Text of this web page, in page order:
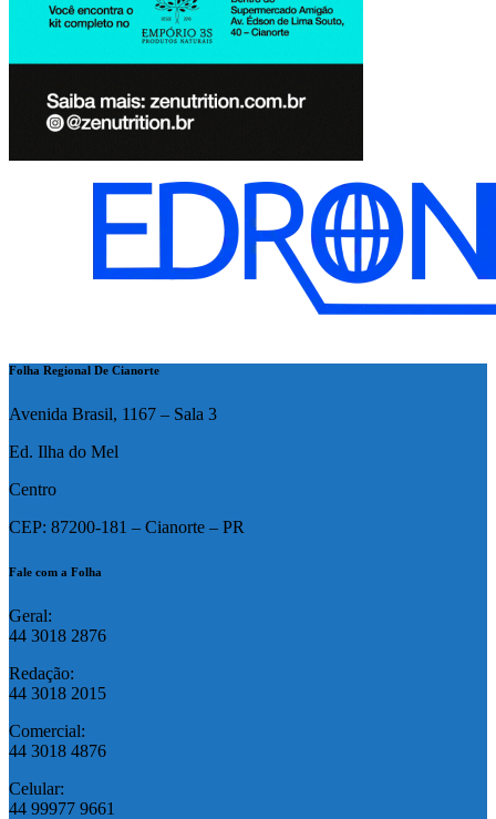
Folha Regional De Cianorte
Avenida Brasil, 1167 – Sala 3
Ed. Ilha do Mel
Centro
CEP: 87200-181 – Cianorte – PR
Fale com a Folha
Geral:
44 3018 2876
Redação:
44 3018 2015
Comercial:
44 3018 4876
Celular:
44 99977 9661